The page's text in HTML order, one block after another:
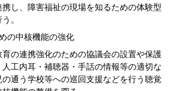
し、障害福祉の現場を知るための体験型
。
の中核機能の強化
の連携強化のための協議会の設置や保護
工内耳・補聴器・手話の情報等の適切な
通う学校等への巡回支援などを行う聴覚